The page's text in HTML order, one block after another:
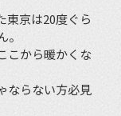
東京は20度ぐら
こから暖かくな
ならない方必見